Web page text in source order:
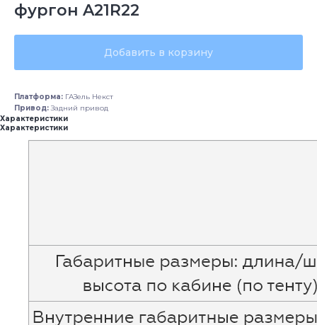
фургон A21R22
Добавить в корзину
Платформа: ГАЗель Некст
Привод: Задний привод
Характеристики
Характеристики